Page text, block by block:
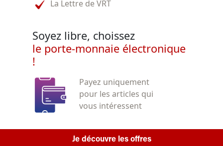
La Lettre de VRT
Soyez libre, choissez
le porte-monnaie électronique
!
Payez uniquement
pour les articles qui
vous intéressent
Je découvre les offres